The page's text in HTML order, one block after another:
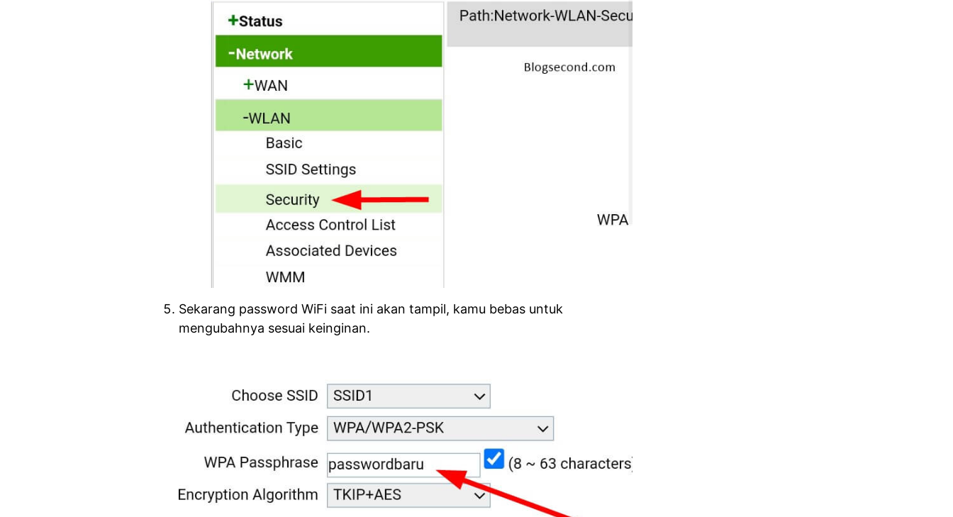
Sekarang password WiFi saat ini akan tampil, kamu bebas untuk
mengubahnya sesuai keinginan.